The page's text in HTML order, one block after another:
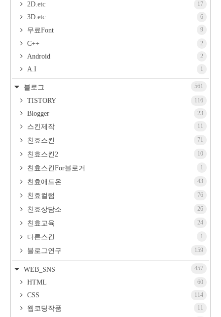
2D.etc 17
3D.etc 6
무료Font 9
C++ 2
Android 2
A.I 1
블로그 561
TISTORY 116
Blogger 23
스킨제작 11
친효스킨 71
친효스킨2 10
친효스킨For블로거 1
친효애드온 43
친효컬럼 76
친효상담소 26
친효교육 24
다른스킨 1
블로그연구 159
WEB_SNS 457
HTML 60
CSS 114
웹코딩작품 11